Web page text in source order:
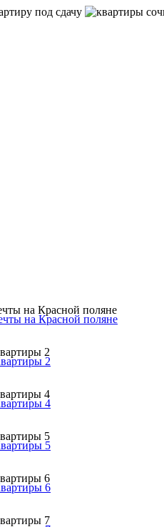
на Красной поляне
2
4
5
6
7